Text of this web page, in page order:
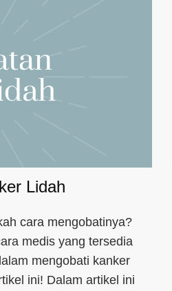
Lidah
cara mengobatinya?
medis yang tersedia
mengobati kanker
ini! Dalam artikel ini